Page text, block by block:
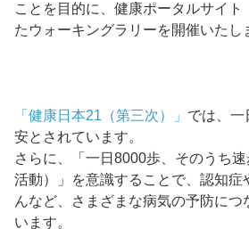
ことを目的に、健康ポータルサイト
たウォーキングラリーを開催いたし
「健康日本21（第三次）」 では、一
安とされています。
さらに、「一日8000歩、そのうち
活動）」を意識することで、認知症
んなど、さまざまな病気の予防につ
います。